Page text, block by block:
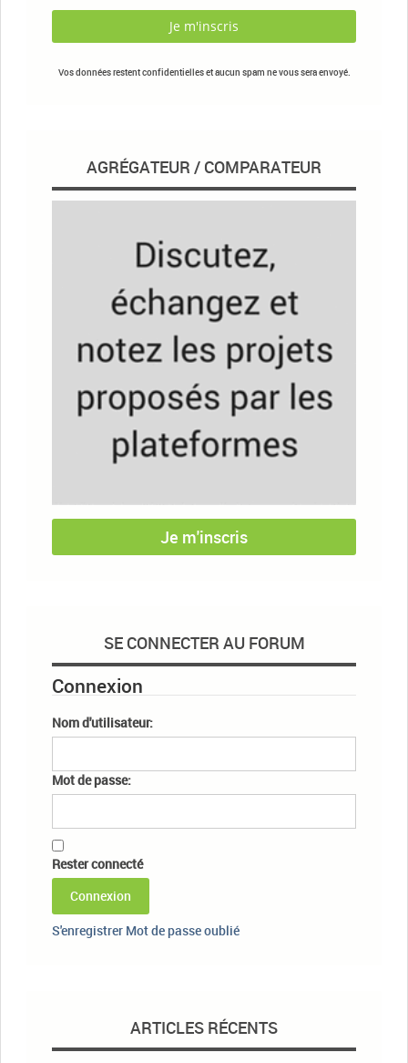
Vos données restent confidentielles et aucun spam ne vous sera envoyé.
AGRÉGATEUR / COMPARATEUR
Je m'inscris
SE CONNECTER AU FORUM
Connexion
Nom d'utilisateur:
Mot de passe:
Rester connecté
Connexion
S'enregistrer Mot de passe oublié
ARTICLES RÉCENTS